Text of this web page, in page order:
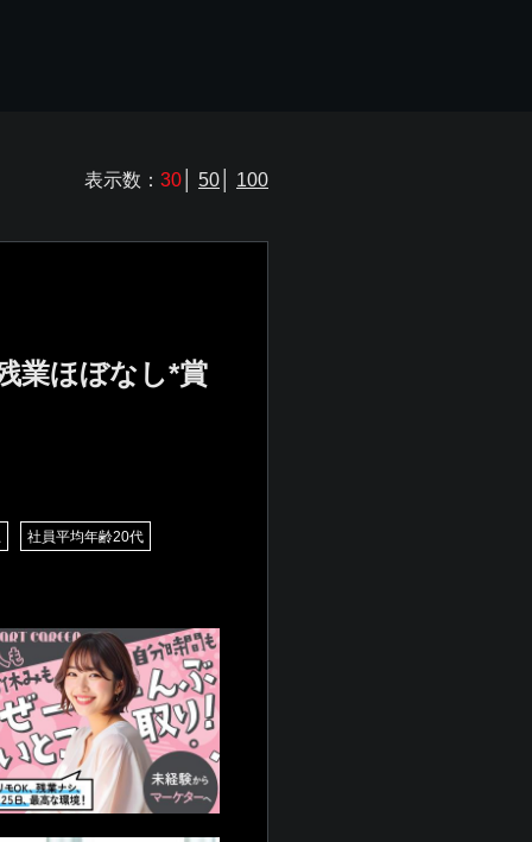
表示数： 30 50 100
業ほぼなし*賞
社員平均年齢20代